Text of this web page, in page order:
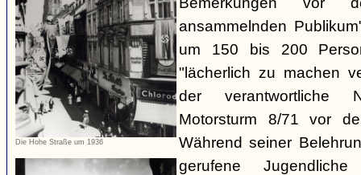
Die Hohe Straße um 1936
ansammelnden
um 150 bis 200
"lächerlich zu machen
der verantwortliche
Motorsturm 8/71 vor
Während seiner
gerufene